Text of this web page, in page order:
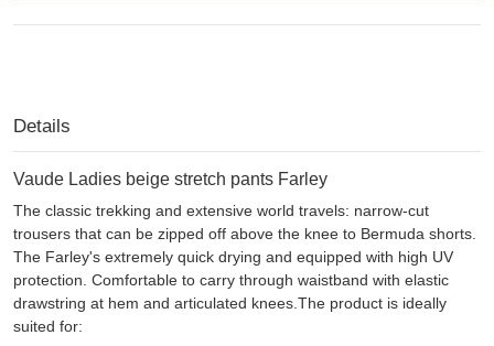
Details
Vaude Ladies beige stretch pants Farley
The classic trekking and extensive world travels: narrow-cut
trousers that can be zipped off above the knee to Bermuda shorts.
The Farley's extremely quick drying and equipped with high UV
protection. Comfortable to carry through waistband with elastic
drawstring at hem and articulated knees.The product is ideally
suited for: